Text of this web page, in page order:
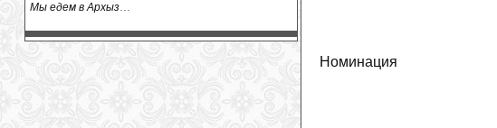
Мы едем в Архыз
Номинация